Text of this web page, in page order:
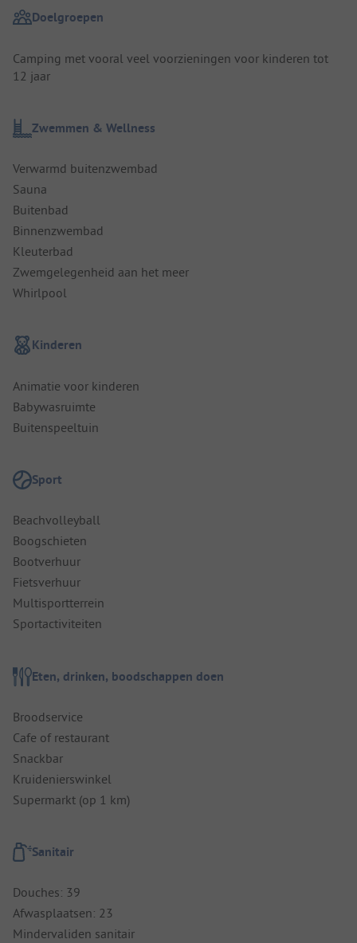
Doelgroepen
Camping met vooral veel voorzieningen voor kinderen tot
12 jaar
Zwemmen & Wellness
Verwarmd buitenzwembad
Sauna
Buitenbad
Binnenzwembad
Kleuterbad
Zwemgelegenheid aan het meer
Whirlpool
Kinderen
Animatie voor kinderen
Babywasruimte
Buitenspeeltuin
Sport
Beachvolleyball
Boogschieten
Bootverhuur
Fietsverhuur
Multisportterrein
Sportactiviteiten
Eten, drinken, boodschappen doen
Broodservice
Cafe of restaurant
Snackbar
Kruidenierswinkel
Supermarkt (op 1 km)
Sanitair
Douches: 39
Afwasplaatsen: 23
Mindervaliden sanitair